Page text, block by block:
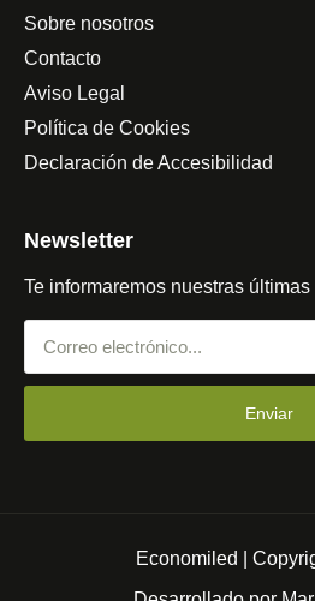
Sobre nosotros
Contacto
Aviso Legal
Política de Cookies
Declaración de Accesibilidad
Newsletter
Te informaremos nuestras
Enviar
Economiled |